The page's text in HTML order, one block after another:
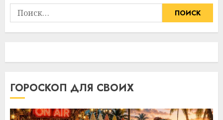
Найти:
ГОРОСКОП ДЛЯ СВОИХ